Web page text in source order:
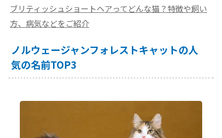
ブリティッシュショートヘアってどんな猫？特徴や飼い
方、病気などをご紹介
ノルウェージャンフォレストキャットの人
気の名前TOP3